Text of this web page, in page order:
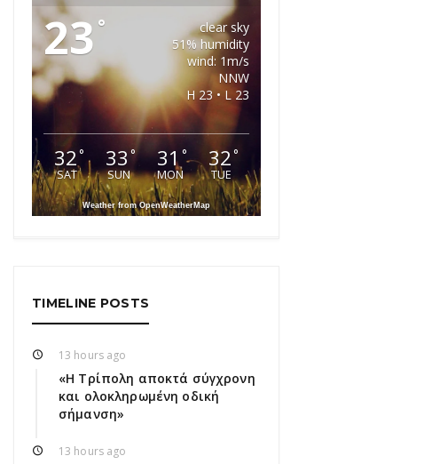
23 °
clear sky
51% humidity
wind: 1m/s
NNW
H 23 • L 23
32°
SAT
33°
SUN
31°
MON
32°
TUE
Weather from OpenWeatherMap
TIMELINE POSTS
13 hours ago
«Η Τρίπολη αποκτά σύγχρονη
και ολοκληρωμένη οδική
σήμανση»
13 hours ago